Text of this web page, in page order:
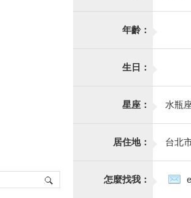
年齡：
生日：
星座： 水瓶
居住地： 台北
怎麼找我：